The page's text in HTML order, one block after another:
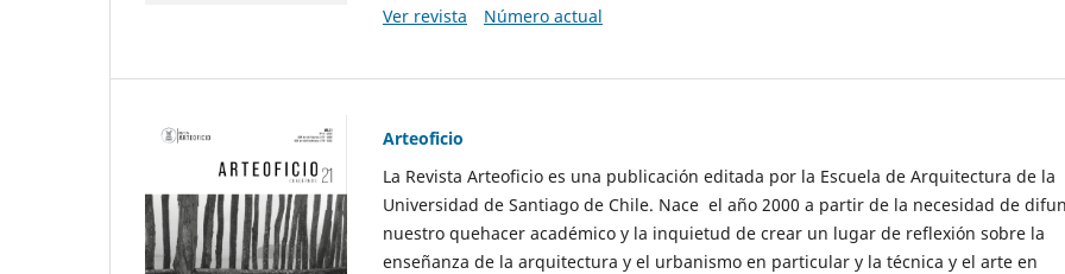
Ver revista
Número actual
Arteoficio
La Revista Arteoficio es una publicación editada por la Escuela de Arquitectura de la
Universidad de Santiago de Chile. Nace el año 2000 a partir de la necesidad de
nuestro quehacer académico y la inquietud de crear un lugar de reflexión sobre la
enseñanza de la arquitectura y el urbanismo en particular y la técnica y el arte en